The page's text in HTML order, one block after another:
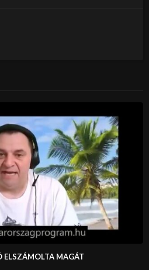
ELSZÁMOLTA MAGÁT